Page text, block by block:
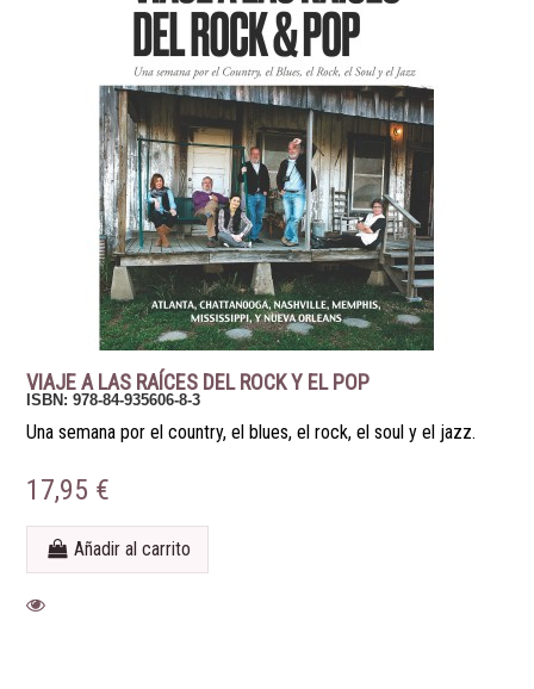
VIAJE A LAS RAÍCES DEL ROCK Y EL POP
ISBN: 978-84-935606-8-3
Una semana por el country, el blues, el rock, el soul y el jazz.
17,95 €
Añadir al carrito